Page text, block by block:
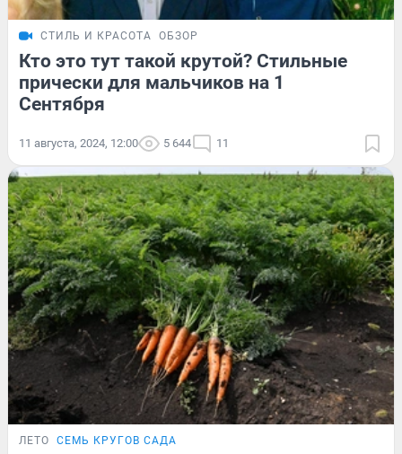
СТИЛЬ И КРАСОТА ОБЗОР
Кто это тут такой крутой? Стильные
прически для мальчиков на 1
Сентября
11 августа, 2024, 12:00 5 644 11
ЛЕТО СЕМЬ КРУГОВ САДА